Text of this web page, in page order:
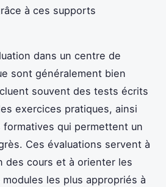
à ces supports
dans un centre de
sont généralement bien
souvent des tests écrits
exercices pratiques, ainsi
formatives qui permettent un
Ces évaluations servent à
des cours et à orienter les
les plus appropriés à